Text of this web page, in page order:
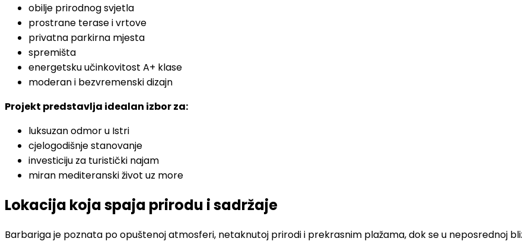
obilje prirodnog svjetla
prostrane terase i vrtove
privatna parkirna mjesta
spremišta
energetsku učinkovitost A+ klase
moderan i bezvremenski dizajn
Projekt predstavlja idealan izbor za:
luksuzan odmor u Istri
cjelogodišnje stanovanje
investiciju za turistički najam
miran mediteranski život uz more
Lokacija koja spaja prirodu i sadržaje
Barbariga je poznata po opuštenoj atmosferi, netaknutoj prirodi i prekrasnim plažama, dok se u neposrednoj